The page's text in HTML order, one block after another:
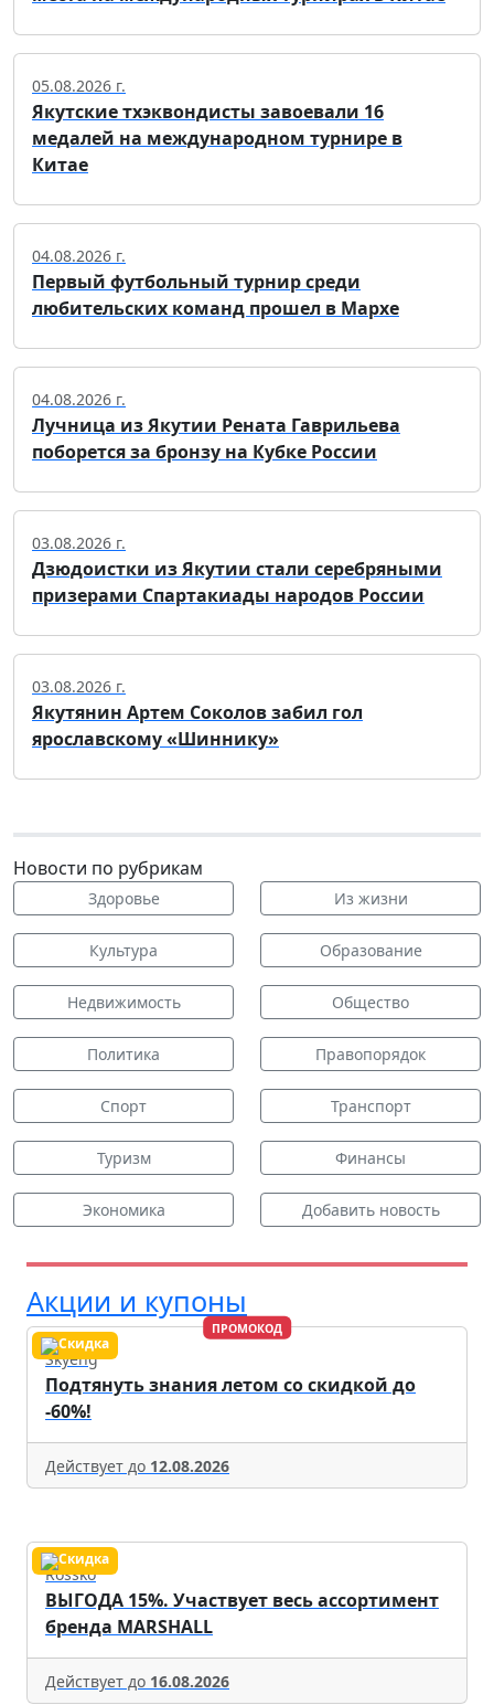
05.08.2026 г.
Якутские тхэквондисты завоевали 16
медалей на международном турнире в
Китае
04.08.2026 г.
Первый футбольный турнир среди
любительских команд прошел в Мархе
04.08.2026 г.
Лучница из Якутии Рената Гаврильева
поборется за бронзу на Кубке России
03.08.2026 г.
Дзюдоистки из Якутии стали серебряными
призерами Спартакиады народов России
03.08.2026 г.
Якутянин Артем Соколов забил гол
ярославскому «Шиннику»
Новости по рубрикам
Здоровье Из жизни
Культура Образование
Недвижимость Общество
Политика Правопорядок
Спорт Транспорт
Туризм Финансы
Экономика Добавить новость
Акции и купоны
ПРОМОКОД
Skyeng
Подтянуть знания летом со скидкой до
-60%!
Действует до 12.08.2026
Rossko
ВЫГОДА 15%. Участвует весь ассортимент
бренда MARSHALL
Действует до 16.08.2026